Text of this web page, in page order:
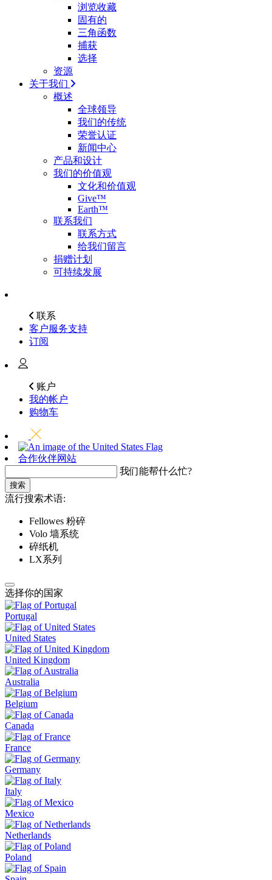
浏览收藏
固有的
三角函数
捕获
选择
资源
关于我们
概述
全球领导
我们的传统
荣誉认证
新闻中心
产品和设计
我们的价值观
文化和价值观
Give™
Earth™
联系我们
联系方式
给我们留言
捐赠计划
可持续发展
联系
客户服务支持
订阅
账户
我的帐户
购物车
合作伙伴网站
我们能帮什么忙?
搜索
流行搜索术语:
Fellowes 粉碎
Volo 墙系统
碎纸机
LX系列
选择你的国家
Portugal
United States
United Kingdom
Australia
Belgium
Canada
France
Germany
Italy
Mexico
Netherlands
Poland